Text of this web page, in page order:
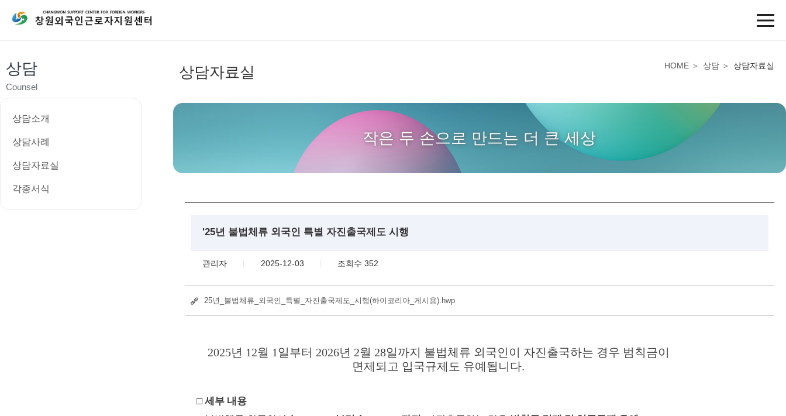
상담
Counsel
상담소개
상담사례
상담자료실
각종서식
상담자료실 HOME 상담 상담자료실
작은 두 손으로 만드는 더 큰 세상
'25년 불법체류 외국인 특별 자진출국제도 시행
관리자 2025-12-03 조회수 352
25년_불법체류_외국인_특별_자진출국제도_시행(하이코리아_게시용).hwp
2025년 12월 1일부터 2026년 2월 28일까지 불법체류 외국인이 자진출국하는 경우 범칙금이
면제되고 입국규제도 유예됩니다.
□세부 내용